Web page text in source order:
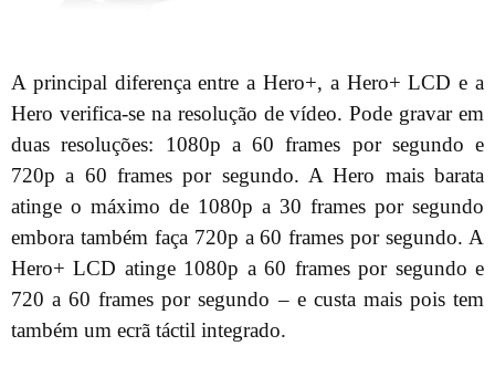
A principal diferença entre a Hero+, a Hero+ LCD e a
Hero verifica-se na resolução de vídeo. Pode gravar em
duas resoluções: 1080p a 60 frames por segundo e
720p a 60 frames por segundo. A Hero mais barata
atinge o máximo de 1080p a 30 frames por segundo
embora também faça 720p a 60 frames por segundo. A
Hero+ LCD atinge 1080p a 60 frames por segundo e
720 a 60 frames por segundo – e custa mais pois tem
também um ecrã táctil integrado.